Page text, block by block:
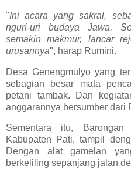
"Ini acara yang sakral,
nguri-uri budaya Jawa.
semakin makmur, lancar
urusannya", harap Rumini.
Desa Genengmulyo yang
sebagian besar mata
petani tambak. Dan
anggarannya bersumber dari
Sementara itu,
Kabupaten Pati, tampil
Dengan alat gamelan
berkeliling sepanjang jalan